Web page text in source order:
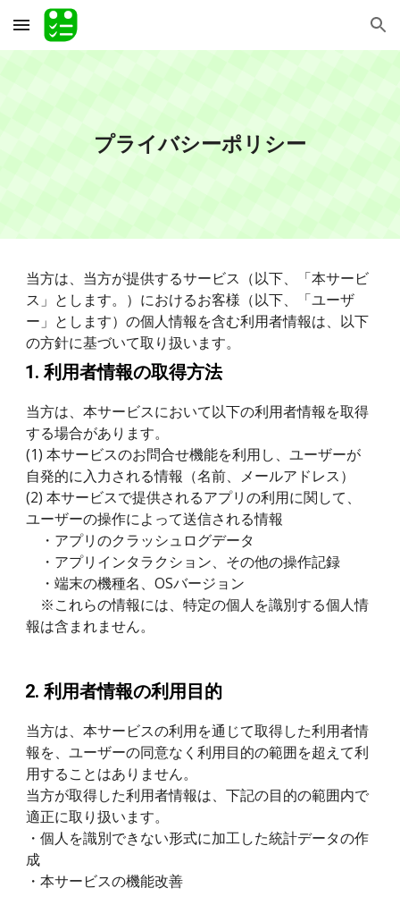
Skip to main content Skip to navigation
プライバシーポリシー
当方は、当方が提供するサービス（以下、「本サービ
ス」とします。）におけるお客様（以下、「ユーザ
ー」とします）の個人情報を含む利用者情報は、以下
の方針に基づいて取り扱います。
利用者情報の取得方法
当方は、本サービスにおいて以下の利用者情報を取得
する場合があります。
(1) 本サービスのお問合せ機能を利用し、ユーザーが
自発的に入力される情報（名前、メールアドレス）
(2) 本サービスで提供されるアプリの利用に関して、
ユーザーの操作によって送信される情報
・アプリのクラッシュログデータ
・アプリインタラクション、その他の操作記録
・端末の機種名、OSバージョン
※これらの情報には、特定の個人を識別する個人情
報は含まれません。
利用者情報の利用目的
当方は、本サービスの利用を通じて取得した利用者情
報を、ユーザーの同意なく利用目的の範囲を超えて利
用することはありません。
当方が取得した利用者情報は、下記の目的の範囲内で
適正に取り扱います。
・個人を識別できない形式に加工した統計データの作
成
・本サービスの機能改善